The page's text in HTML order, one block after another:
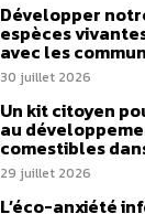
Développer
espèces
avec les
30 juillet 2026
Un kit citoyen
au
comestibles
29 juillet 2026
L’éco-anxiété